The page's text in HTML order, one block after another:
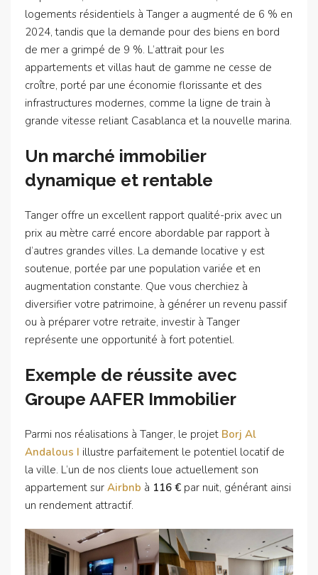
logements résidentiels à Tanger a augmenté de 6 % en
2024, tandis que la demande pour des biens en bord
de mer a grimpé de 9 %. L’attrait pour les
appartements et villas haut de gamme ne cesse de
croître, porté par une économie florissante et des
infrastructures modernes, comme la ligne de train à
grande vitesse reliant Casablanca et la nouvelle marina.
Un marché immobilier
dynamique et rentable
Tanger offre un excellent rapport qualité-prix avec un
prix au mètre carré encore abordable par rapport à
d’autres grandes villes. La demande locative y est
soutenue, portée par une population variée et en
augmentation constante. Que vous cherchiez à
diversifier votre patrimoine, à générer un revenu passif
ou à préparer votre retraite, investir à Tanger
représente une opportunité à fort potentiel.
Exemple de réussite avec
Groupe AAFER Immobilier
Parmi nos réalisations à Tanger, le projet Borj Al
Andalous I illustre parfaitement le potentiel locatif de
la ville. L’un de nos clients loue actuellement son
appartement sur Airbnb à 116 € par nuit, générant ainsi
un rendement attractif.